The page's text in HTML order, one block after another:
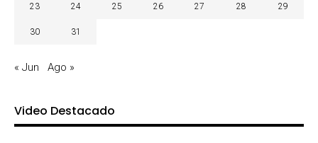
23 24 25 26 27 28 29
30 31
« Jun Ago »
Video Destacado